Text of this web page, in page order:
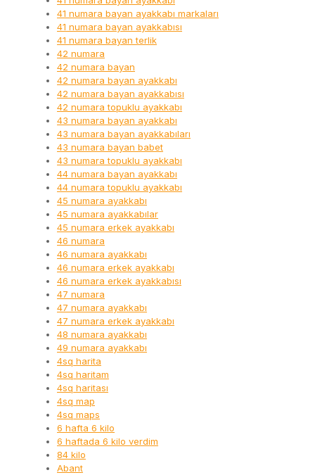
41 numara bayan ayakkabı markaları
41 numara bayan ayakkabısı
41 numara bayan terlik
42 numara
42 numara bayan
42 numara bayan ayakkabı
42 numara bayan ayakkabısı
42 numara topuklu ayakkabı
43 numara bayan ayakkabı
43 numara bayan ayakkabıları
43 numara bayan babet
43 numara topuklu ayakkabı
44 numara bayan ayakkabı
44 numara topuklu ayakkabı
45 numara ayakkabı
45 numara ayakkabılar
45 numara erkek ayakkabı
46 numara
46 numara ayakkabı
46 numara erkek ayakkabı
46 numara erkek ayakkabısı
47 numara
47 numara ayakkabı
47 numara erkek ayakkabı
48 numara ayakkabı
49 numara ayakkabı
4sq harita
4sq haritam
4sq haritası
4sq map
4sq maps
6 hafta 6 kilo
6 haftada 6 kilo verdim
84 kilo
Abant